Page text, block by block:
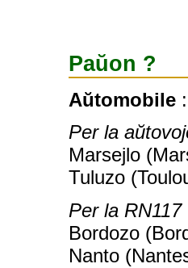
Paŭon ?
Aŭtomobile :
Per la
Marsejlo
Tuluzo
Per la RN117
Bordozo
Nanto